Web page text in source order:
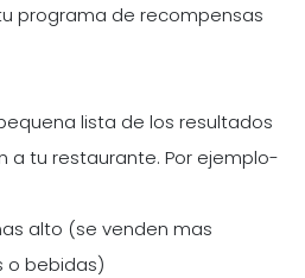
programa de recompensas
lista de los resultados
a tu restaurante. Por ejemplo-
alto (se venden mas
o bebidas)